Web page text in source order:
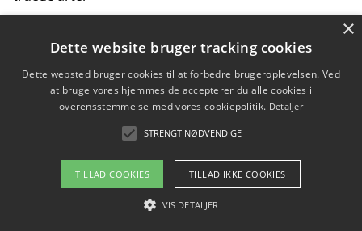
Hvordan kan gaver til unge voksne støtte bevarelsen
Copyright 2026 - Pilanto Aps
Om / kontakt
Blog Betingelser
×
Dette website bruger tracking cookies
Dette websted bruger cookies til at forbedre brugeroplevelsen. Ved
at bruge vores hjemmeside accepterer du alle cookies i
overensstemmelse med vores cookiepolitik. Detaljer
STRENGT NØDVENDIGE
TILLAD COOKIES TILLAD IKKE COOKIES
VIS DETALJER